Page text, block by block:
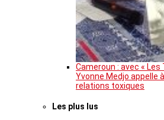
Cameroun : avec «
Yvonne Medjo appelle
relations toxiques
Les plus lus